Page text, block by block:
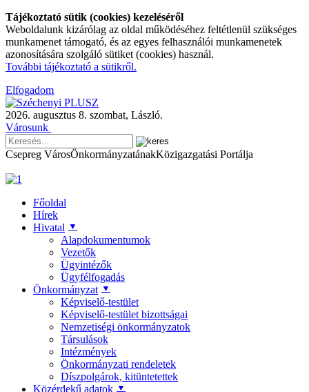
Tájékoztató sütik (cookies) kezeléséről
Weboldalunk kizárólag az oldal működéséhez feltétlenül szükséges
munkamenet támogató, és az egyes felhasználói munkamenetek
azonosítására szolgáló sütiket (cookies) használ.
További tájékoztató a sütikről.
Elfogadom
2026. augusztus 8. szombat, László.
Városunk
Csepreg VárosÖnkormányzatánakKözigazgatási Portálja
Főoldal
Hírek
Hivatal ▼
Alapdokumentumok
Vezetők
Ügyintézők
Ügyfélfogadás
Önkormányzat ▼
Képviselő-testület
Képviselő-testület bizottságai
Nemzetiségi önkormányzatok
Társulások
Intézmények
Önkormányzati rendeletek
Díszpolgárok, kitüntetettek
Közérdekű adatok ▼